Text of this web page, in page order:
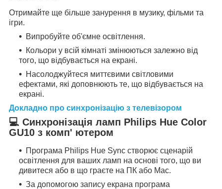
Отримайте ще більше занурення в музику, фільми та
ігри.
Випробуйте об'ємне освітлення.
Кольори у всій кімнаті змінюються залежно від
того, що відбувається на екрані.
Насолоджуйтеся миттєвими світловими
ефектами, які доповнюють те, що відбувається на
екрані.
Докладно про синхронізацію з телевізором
💻 Синхронізація ламп Philips Hue Color
GU10 з комп' ютером
Програма Philips Hue Sync створює сценарій
освітлення для ваших ламп на основі того, що ви
дивитеся або в що граєте на ПК або Mac.
За допомогою запису екрана програма